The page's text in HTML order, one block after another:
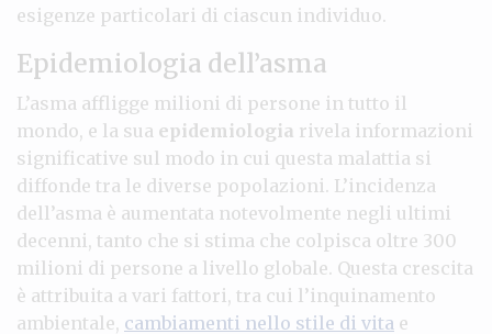
esigenze particolari di ciascun individuo.
Epidemiologia dell’asma
L’asma affligge milioni di persone in tutto il
mondo, e la sua epidemiologia rivela informazioni
significative sul modo in cui questa malattia si
diffonde tra le diverse popolazioni. L’incidenza
dell’asma è aumentata notevolmente negli ultimi
decenni, tanto che si stima che colpisca oltre 300
milioni di persone a livello globale. Questa crescita
è attribuita a vari fattori, tra cui l’inquinamento
ambientale, cambiamenti nello stile di vita e